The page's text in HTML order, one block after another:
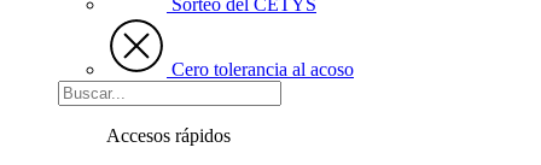
Sorteo del CETYS
Cero tolerancia al acoso
Accesos rápidos